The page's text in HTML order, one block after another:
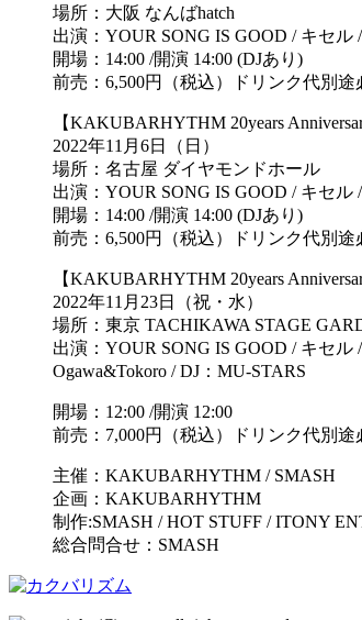
場所：大阪 なんばhatch
出演：YOUR SONG IS GOOD / キセル
開場：14:00 /開演 14:00 (DJあり)
前売：6,500円（税込）ドリンク代別
【KAKUBARHYTHM 20years
2022年11月6日（日）
場所：名古屋 ダイヤモンドホール
出演：YOUR SONG IS GOOD / キセル
開場：14:00 /開演 14:00 (DJあり)
前売：6,500円（税込）ドリンク代別
【KAKUBARHYTHM 20years
2022年11月23日（祝・水）
場所：東京 TACHIKAWA STAGE
出演：YOUR SONG IS GOOD / キセル
Ogawa&Tokoro / DJ：MU-STARS
開場：12:00 /開演 12:00
前売：7,000円（税込）ドリンク代別
主催：KAKUBARHYTHM / SMASH
企画：KAKUBARHYTHM
制作:SMASH / HOT STUFF / ITONY
総合問合せ：SMASH